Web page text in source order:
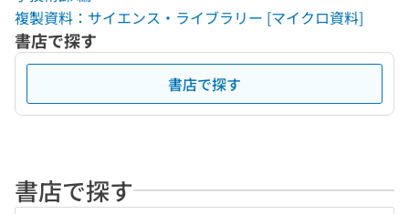
複製資料：サイエンス・ライブラリー [マイクロ資料]
書店で探す
書店で探す
書店で探す